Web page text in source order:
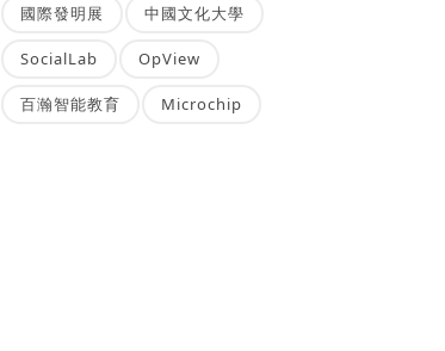
國際發明展 中國文化大學
SocialLab OpView
百瀚智能教育 Microchip